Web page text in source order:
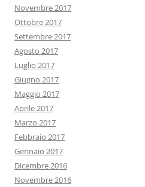
Novembre 2017
Ottobre 2017
Settembre 2017
Agosto 2017
Luglio 2017
Giugno 2017
Maggio 2017
Aprile 2017
Marzo 2017
Febbraio 2017
Gennaio 2017
Dicembre 2016
Novembre 2016